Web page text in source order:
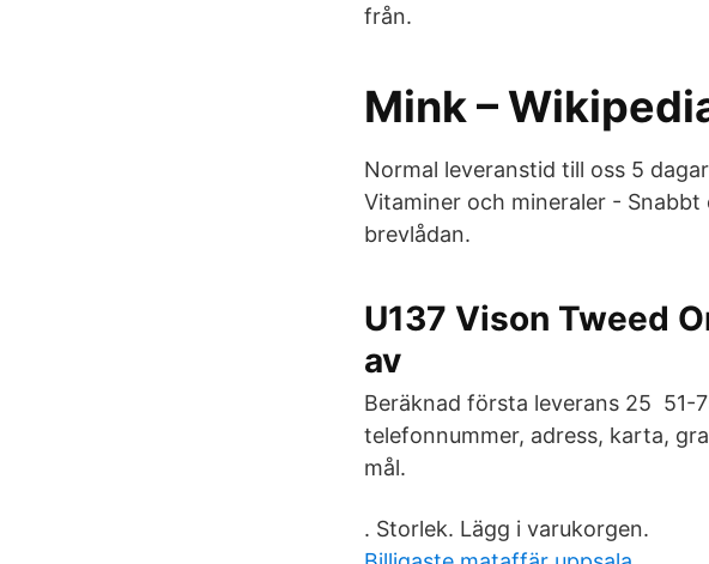
från.
Mink –
Normal leveranstid till oss 5
Vitaminer och mineraler -
brevlådan.
U137 Vison Tweed
av
Beräknad första leverans 25 51-
telefonnummer, adress, karta,
mål.
​. Storlek. Lägg i varukorgen.